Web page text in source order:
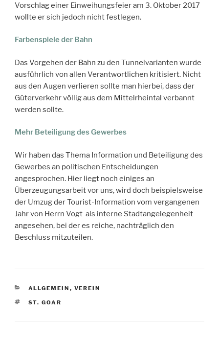
Vorschlag einer Einweihungsfeier am 3. Oktober 2017
wollte er sich jedoch nicht festlegen.
Farbenspiele der Bahn
Das Vorgehen der Bahn zu den Tunnelvarianten wurde
ausführlich von allen Verantwortlichen kritisiert. Nicht
aus den Augen verlieren sollte man hierbei, dass der
Güterverkehr völlig aus dem Mittelrheintal verbannt
werden sollte.
Mehr Beteiligung des Gewerbes
Wir haben das Thema Information und Beteiligung des
Gewerbes an politischen Entscheidungen
angesprochen. Hier liegt noch einiges an
Überzeugungsarbeit vor uns, wird doch beispielsweise
der Umzug der Tourist-Information vom vergangenen
Jahr von Herrn Vogt als interne Stadtangelegenheit
angesehen, bei der es reiche, nachträglich den
Beschluss mitzuteilen.
KATEGORIEN
ALLGEMEIN , VEREIN
SCHLAGWÖRTER
ST. GOAR